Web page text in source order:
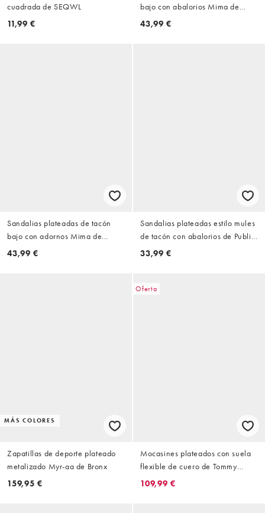
cuadrada de SEQWL
11,99 €
bajo con abalorios Mima de
Public Desire Wide Fit
43,99 €
Sandalias plateadas de tacón
bajo con adornos Mima de
Public Desire
43,99 €
Sandalias plateadas estilo mules
de tacón con abalorios de Public
Desire
33,99 €
MÁS COLORES
Zapatillas de deporte plateado
metalizado Myr-aa de Bronx
159,95 €
Oferta
Mocasines plateados con suela
flexible de cuero de Tommy
Hilfiger
109,99 €